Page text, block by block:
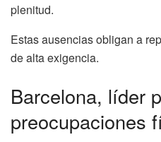
plenitud.
Estas ausencias obligan a
de alta exigencia.
Barcelona, líder
preocupaciones